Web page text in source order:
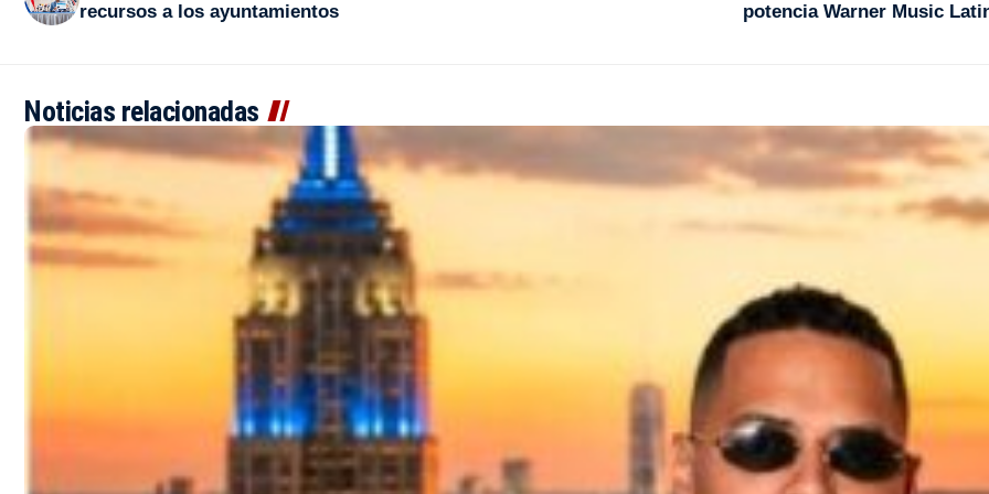
recursos a los ayuntamientos potencia Warner Music
Noticias relacionadas